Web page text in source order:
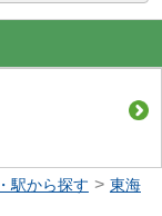
駅から探す > 東海